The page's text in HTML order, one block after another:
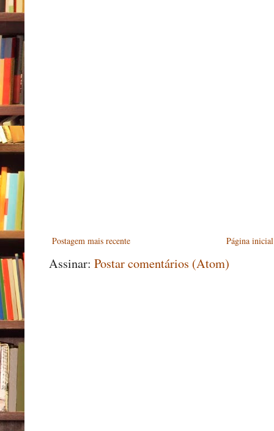
Postagem mais recente Página inicial
Assinar: Postar comentários (Atom)